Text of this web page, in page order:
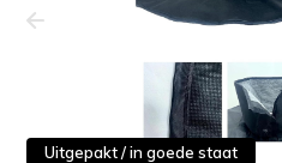
Uitgepakt / in goede staat